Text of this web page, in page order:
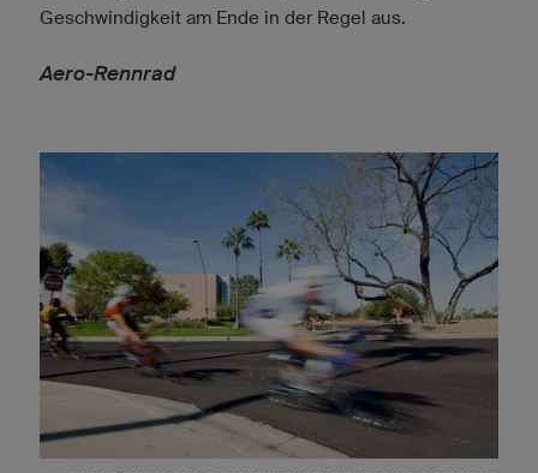
Geschwindigkeit am Ende in der Regel aus.
Aero-Rennrad